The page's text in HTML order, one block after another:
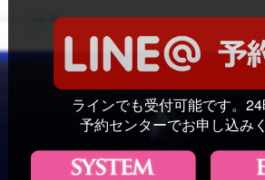
ラインでも受付可能です。24
予約センターでお申し込み